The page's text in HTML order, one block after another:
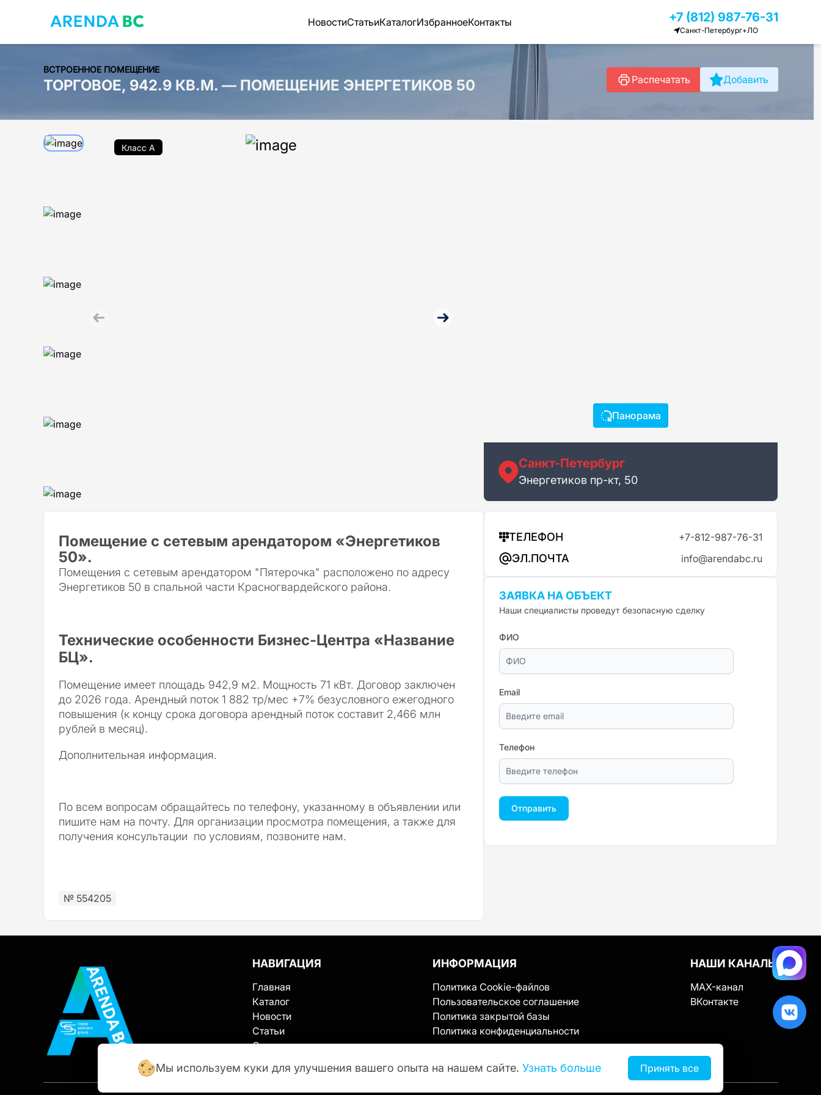
НовостиСтатьиКаталогИзбранноеКонтакты +7 (812) 987-76-31
Санкт-Петербург+ЛО
ВСТРОЕННОЕ ПОМЕЩЕНИЕ
ТОРГОВОЕ, 942.9 КВ.М. — ПОМЕЩЕНИЕ ЭНЕРГЕТИКОВ 50 Распечатать Добавить
Класс A
Помещение с сетевым арендатором «Энергетиков
50».
Помещения с сетевым арендатором "Пятерочка" расположено по адресу
Энергетиков 50 в спальной части Красногвардейского района.
Технические особенности Бизнес-Центра «Название
БЦ».
Помещение имеет площадь 942,9 м2. Мощность 71 кВт. Договор заключен
до 2026 года. Арендный поток 1 882 тр/мес +7% безусловного ежегодного
повышения (к концу срока договора арендный поток составит 2,466 млн
рублей в месяц).
Дополнительная информация.
По всем вопросам обращайтесь по телефону, указанному в объявлении или
пишите нам на почту. Для организации просмотра помещения, а также для
получения консультации по условиям, позвоните нам.
№ 554205
Панорама
Санкт-Петербург
Энергетиков пр-кт, 50
ТЕЛЕФОН +7-812-987-76-31
ЭЛ.ПОЧТА info@arendabc.ru
ЗАЯВКА НА ОБЪЕКТ
Наши специалисты проведут безопасную сделку
ФИО
Email
Телефон
Отправить
НАВИГАЦИЯ
Главная
Каталог
Новости
Статьи
О сервисе
ИНФОРМАЦИЯ
Политика Cookie-файлов
Пользовательское соглашение
Политика закрытой базы
Политика конфиденциальности
НАШИ КАНАЛЫ
MAX-канал
ВКонтакте
Мы используем куки для улучшения вашего опыта на нашем сайте. Узнать больше Принять все